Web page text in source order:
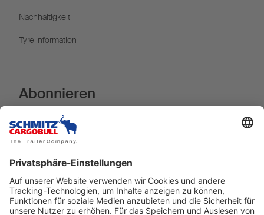
Nachhaltigkeit
Tyre information
Abonnieren